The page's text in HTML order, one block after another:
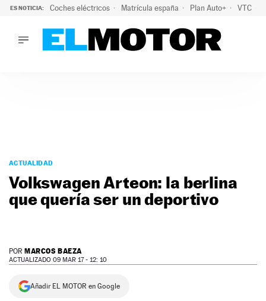
ES NOTICIA: Coches eléctricos Matrícula españa Plan Auto+ VTC
PODCAST
MOTOS
TECNOLOGÍA
SUPERCOCHES
SERVICIOS
NEWSLETTER
ACTUALIDAD
Volkswagen Arteon: la berlina
que quería ser un deportivo
POR MARCOS BAEZA
ACTUALIZADO 09 MAR 17 - 12: 10
Añadir EL MOTOR en Google